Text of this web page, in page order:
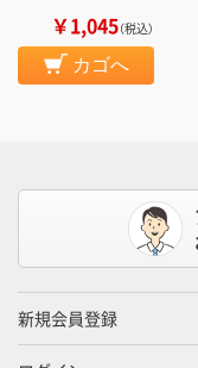
￥1,045（税込）
カゴへ
新規会員登録